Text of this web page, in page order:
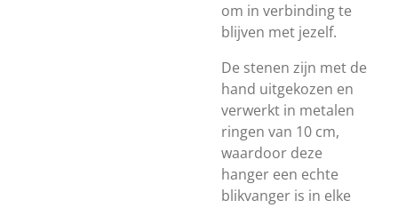
om in verbinding te
blijven met jezelf.
De stenen zijn met de
hand uitgekozen en
verwerkt in metalen
ringen van 10 cm,
waardoor deze
hanger een echte
blikvanger is in elke